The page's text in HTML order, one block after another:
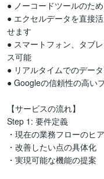
● ノーコードツールのた
● エクセルデータを直接
せます
● スマートフォン、タブ
ス可能
● リアルタイムでのデー
● Googleの信頼性の高い
【サービスの流れ】
Step 1: 要件定義
・現在の業務フローのヒ
・改善したい点の具体化
・実現可能な機能の提案